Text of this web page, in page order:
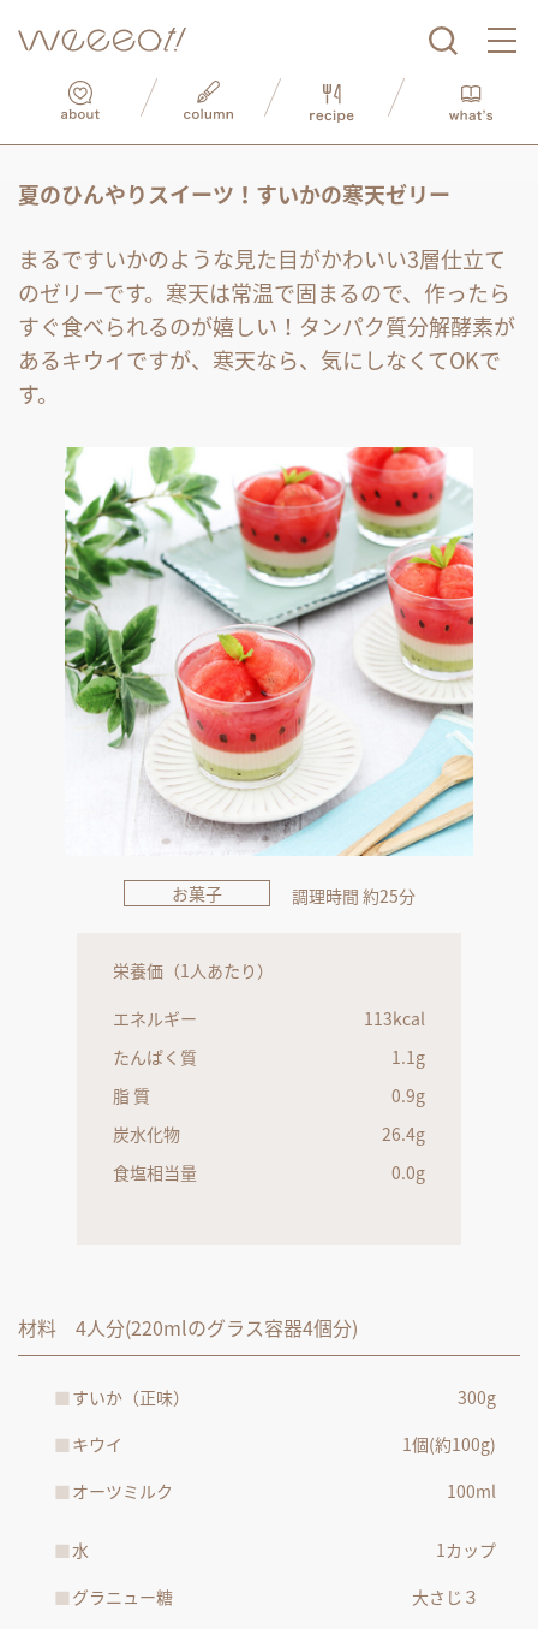
夏のひんやりスイーツ！すいかの寒天ゼリー
まるですいかのような見た目がかわいい3層仕立て
のゼリーです。寒天は常温で固まるので、作ったら
すぐ食べられるのが嬉しい！タンパク質分解酵素が
あるキウイですが、寒天なら、気にしなくてOKで
す。
お菓子 調理時間 約25分
栄養価（1人あたり）
エネルギー
113kcal
たんぱく質
1.1g
脂 質
0.9g
炭水化物
26.4g
食塩相当量
0.0g
材料 4人分(220mlのグラス容器4個分)
すいか（正味）
300g
キウイ
1個(約100g)
オーツミルク
100ml
水
1カップ
グラニュー糖
大さじ３